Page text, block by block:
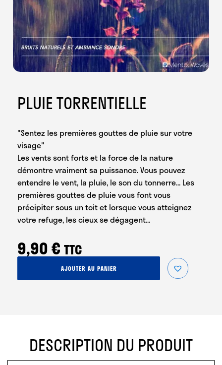
PLUIE TORRENTIELLE
"Sentez les premières gouttes de pluie sur votre
visage"
Les vents sont forts et la force de la nature
démontre vraiment sa puissance. Vous pouvez
entendre le vent, la pluie, le son du tonnerre... Les
premières gouttes de pluie vous font vous
précipiter sous un toit et lorsque vous atteignez
votre refuge, les cieux se dégagent...
9,90€ TTC
AJOUTER AU PANIER
DESCRIPTION DU PRODUIT